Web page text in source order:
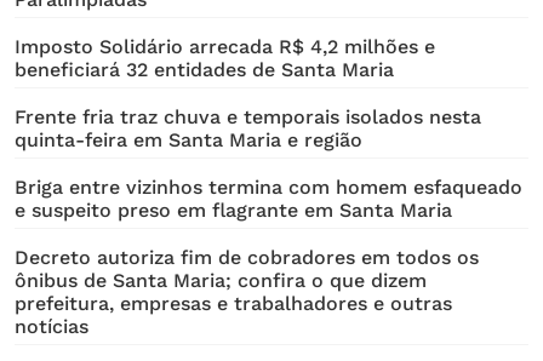
Imposto Solidário arrecada R$ 4,2 milhões e
beneficiará 32 entidades de Santa Maria
Frente fria traz chuva e temporais isolados nesta
quinta-feira em Santa Maria e região
Briga entre vizinhos termina com homem esfaqueado
e suspeito preso em flagrante em Santa Maria
Decreto autoriza fim de cobradores em todos os
ônibus de Santa Maria; confira o que dizem
prefeitura, empresas e trabalhadores e outras
notícias